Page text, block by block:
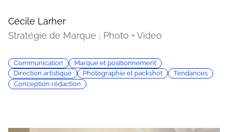
Cécile Larher
Stratégie de Marque ; Photo + Video
Communication
Marque et positionnement
Direction artistique
Photographie et packshot
Tendances
Conception rédaction